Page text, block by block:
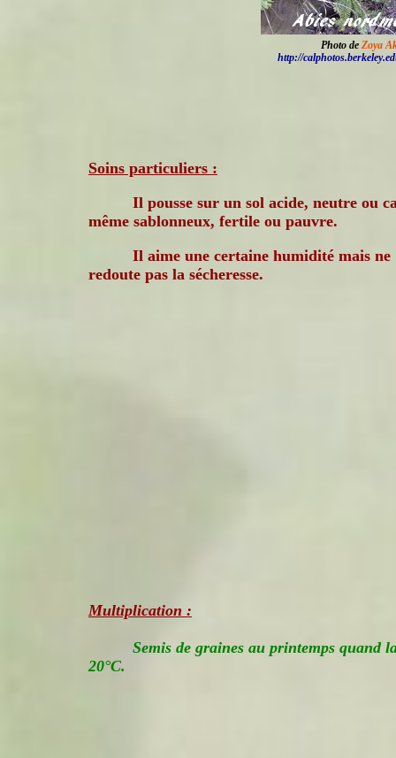
Photo de Zoya
http://
Soins particuliers :
Il pousse sur un sol acide, neutre ou
même sablonneux, fertile ou pauvre.
Il aime une certaine humidité mais ne
redoute pas la sécheresse.
Multiplication :
Semis de graines au printemps quand
20°C.